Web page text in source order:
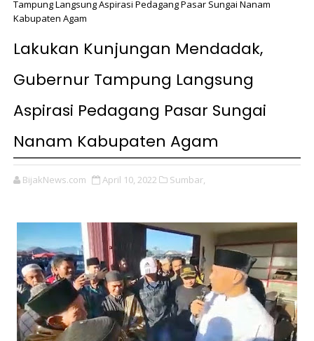
Tampung Langsung Aspirasi Pedagang Pasar Sungai Nanam
Kabupaten Agam
Lakukan Kunjungan Mendadak,
Gubernur Tampung Langsung
Aspirasi Pedagang Pasar Sungai
Nanam Kabupaten Agam
BijakNews.com April 10, 2022 Sumbar,